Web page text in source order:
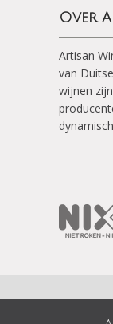
Over
Artisan
van
wijnen